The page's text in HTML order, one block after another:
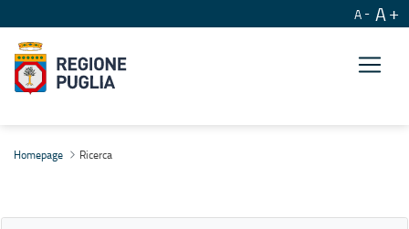
A A
Homepage Ricerca